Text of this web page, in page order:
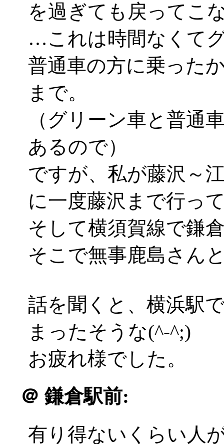
を過ぎても戻ってこ
…これは時間なくて
普通車の方に乗った
まで。
（グリーン車と普通
あるので）
ですが、私が藤沢～
に一度藤沢まで行っ
そして横須賀線で鎌
そこで無事鹿島さん
話を聞くと、横浜駅
まったそうな(^-^;)
お疲れ様でした。
＠ 鎌倉駅前:
有り得ないくらい人